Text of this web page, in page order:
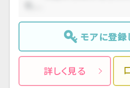
モアに登録
詳しく見る